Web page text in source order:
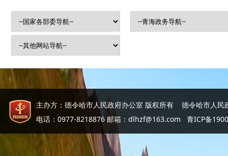
主办方：德令哈市人民政府办公室 版权所有 德令哈市人
电话：0977-8218876 邮箱：dlhzf@163.com 青ICP备